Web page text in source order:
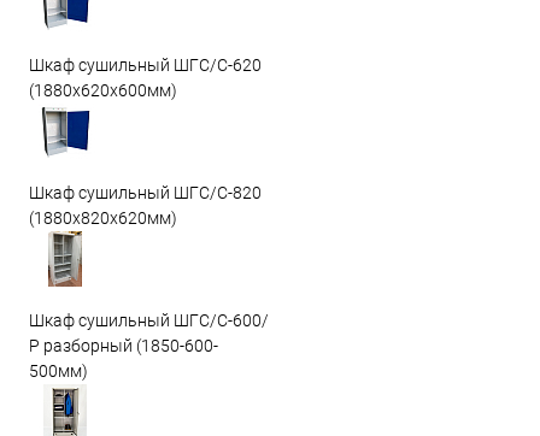
Шкаф сушильный ШГС/C-620
(1880x620x600мм)
Шкаф сушильный ШГС/C-820
(1880x820x620мм)
Шкаф сушильный ШГС/С-600/
Р разборный (1850-600-
500мм)